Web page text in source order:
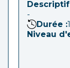
-
Durée :
Niveau